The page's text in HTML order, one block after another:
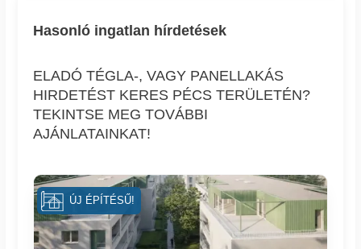
Hasonló ingatlan hírdetések
ELADÓ TÉGLA-, VAGY PANELLAKÁS
HIRDETÉST KERES PÉCS TERÜLETÉN?
TEKINTSE MEG TOVÁBBI
AJÁNLATAINKAT!
ÚJ ÉPÍTÉSŰ!